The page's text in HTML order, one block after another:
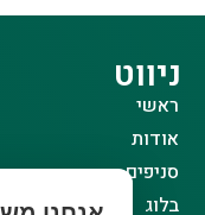
ניווט
ראשי
אודות
סניפים
בלוג